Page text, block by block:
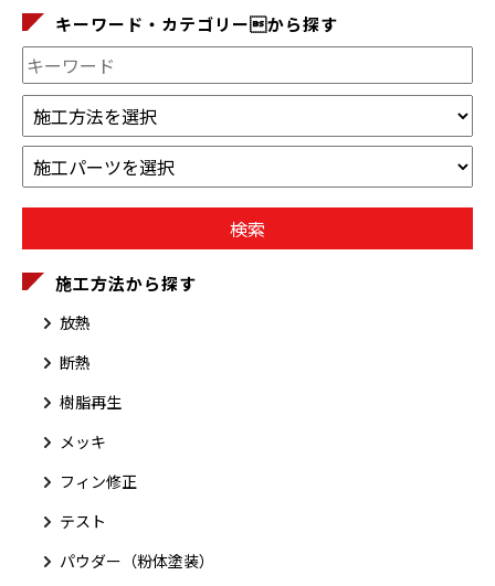
キーワード・カテゴリーから探す
施工方法から探す
放熱
断熱
樹脂再生
メッキ
フィン修正
テスト
パウダー（粉体塗装）